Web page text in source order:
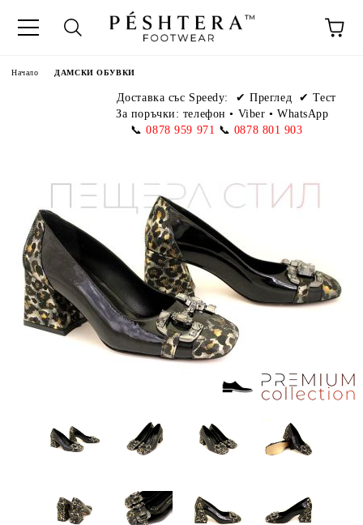
Начало ДАМСКИ ОБУВКИ
Доставка със Speedy:
✔ Преглед ✔ Тест
За поръчки: телефон• Viber • WhatsApp
📞 0878 959 971 📞 0878 801 903